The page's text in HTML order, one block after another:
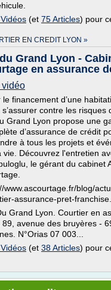
(et 75 Articles) pour
EN CREDIT LYON »
Grand Lyon -
en assurance
vidéo
le financement d’une
s’assurer contre les risques
Grand Lyon propose une
d’assurance de crédit
à tous les projets et
vie. Découvrez l'entretien
le gérant du cabinet
www.ascourtage.fr/blog/
assurance-pret-
Grand Lyon. Courtier en
89, avenue des bruyères -
N°Orias 07 003...
(et 38 Articles) pour